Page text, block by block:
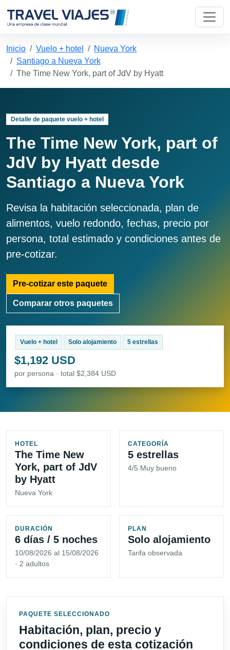
Inicio Vuelo + hotel
Nueva York
Santiago a Nueva York
The Time New York, part of JdV by Hyatt
Detalle de paquete vuelo + hotel
The Time New York, part of
JdV by Hyatt desde
Santiago a Nueva York
Revisa la habitación seleccionada, plan de
alimentos, vuelo redondo, fechas, precio por
persona, total estimado y condiciones antes de
pre-cotizar.
Pre-cotizar este paquete
Comparar otros paquetes
Vuelo + hotel Solo alojamiento 5 estrellas
$1,192 USD
por persona · total $2,384 USD
HOTEL
The Time New
York, part of JdV
by Hyatt
Nueva York
CATEGORÍA
5 estrellas
4/5 Muy bueno
DURACIÓN
6 días / 5 noches
10/08/2026 al 15/08/2026
· 2 adultos
PLAN
Solo alojamiento
Tarifa observada
PAQUETE SELECCIONADO
Habitación, plan, precio y
condiciones de esta cotización